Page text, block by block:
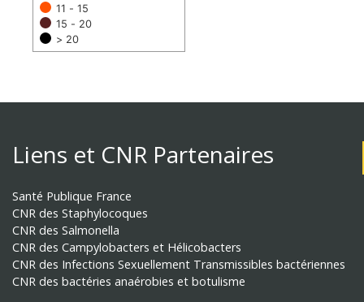
11 - 15
15 - 20
> 20
Liens et CNR Partenaires
Santé Publique France
CNR des Staphylocoques
CNR des Salmonella
CNR des Campylobacters et Hélicobacters
CNR des Infections Sexuellement Transmissibles bactériennes
CNR des bactéries anaérobies et botulisme